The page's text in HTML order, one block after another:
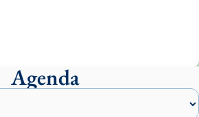
de juliol la missa de Les
Agenda